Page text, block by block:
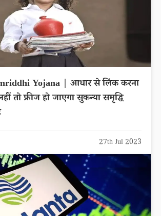
Yojana | आधार से लिंक करना
तो फ्रीज हो जाएगा सुकन्या समृद्धि
27th Jul 2023